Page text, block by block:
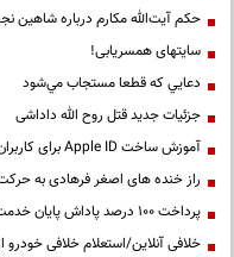
حكم آيت‌الله مكارم درباره شاهين
سایتهای همسریابی!
دعايي كه قطعا مستجاب مي‌شود
جزئیات جدید قتل روح الله داداشی
آموزش ساخت Apple ID برای کاربران ایرانی
راز خنده های اصغر فرهادی به
پرداخت ۱۰۰ درصد پاداش پایان خدمت فرهنگیان
خلافی آنلاین/استعلام خلافی خودرو